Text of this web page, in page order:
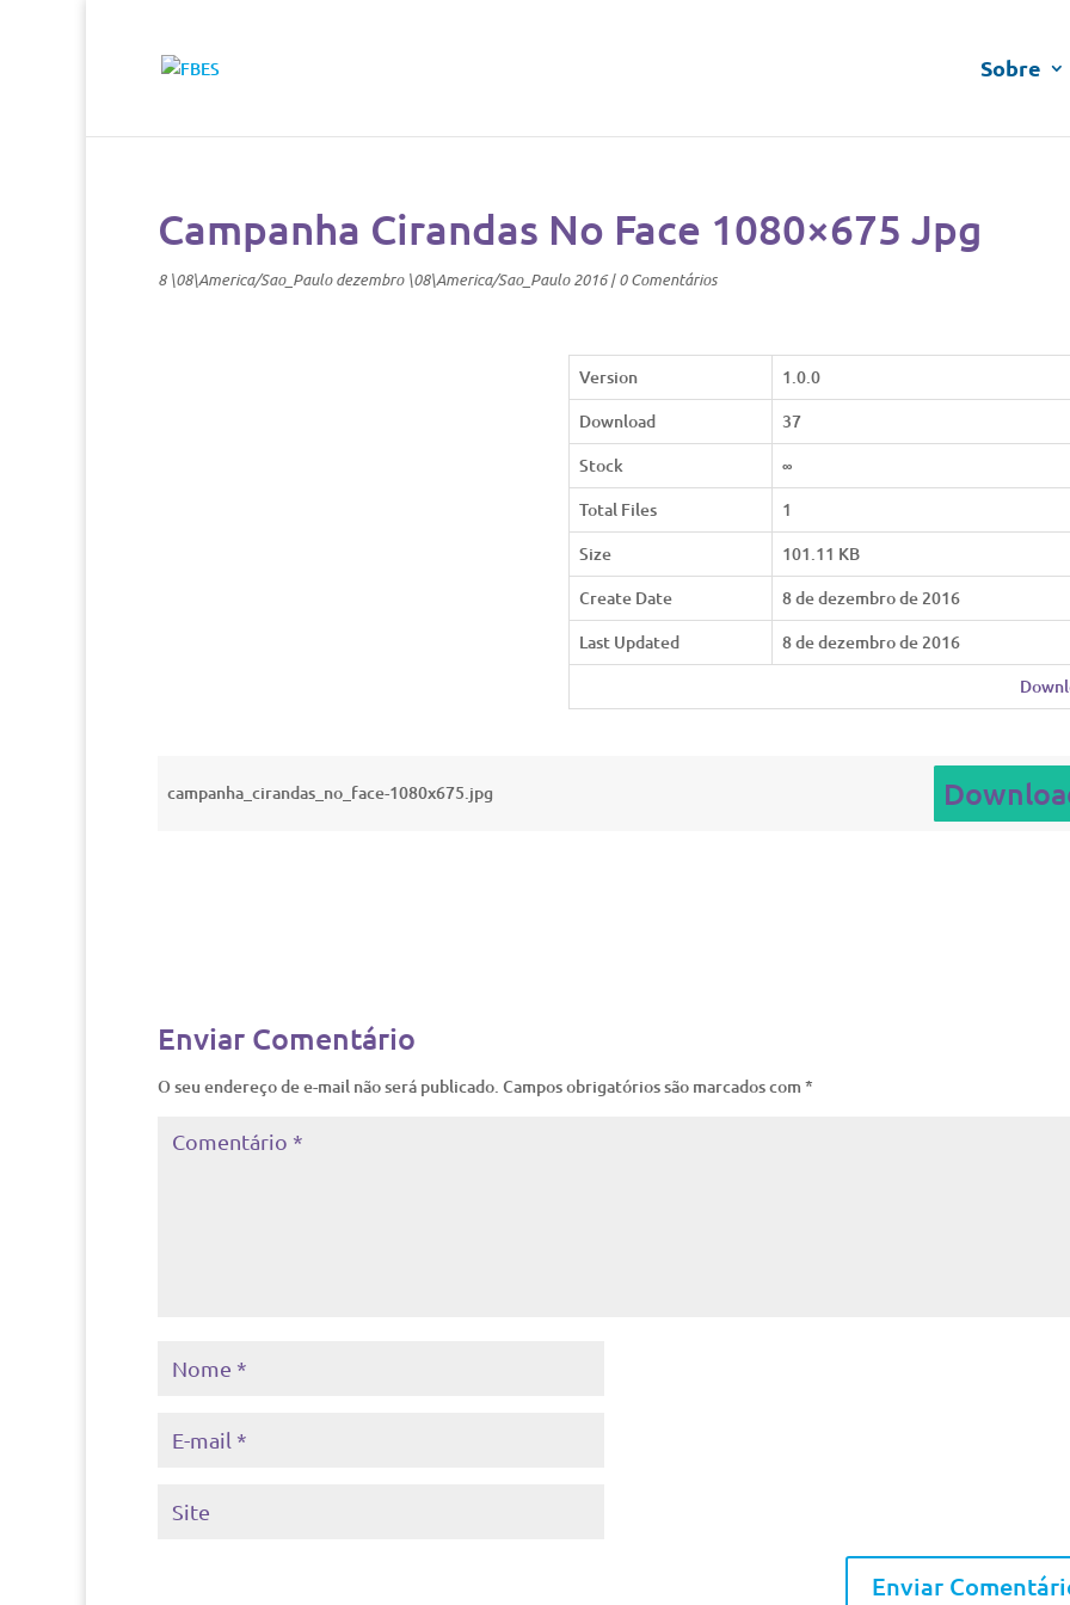
Sobre
Campanha Cirandas No Face 1080×675 Jpg
8 \08\America/Sao_Paulo dezembro \08\America/Sao_Paulo 2016|0 Comentários
Version
1.0.0
Download
37
Stock
∞
Total Files
1
Size
101.11 KB
Create Date
8 de dezembro de 2016
Last Updated
8 de dezembro de 2016
campanha_cirandas_no_face-1080x675.jpg
Enviar Comentário
O seu endereço de e-mail não será publicado. Campos obrigatórios são marcados com *